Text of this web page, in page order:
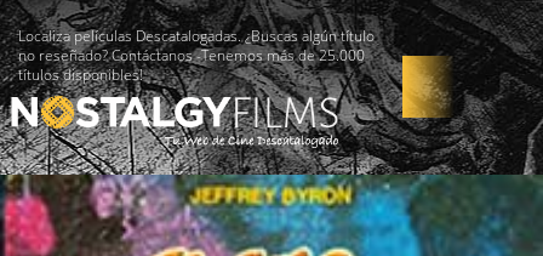
Localiza películas Descatalogadas. ¿Buscas algún título
no reseñado? Contáctanos -Tenemos más de 25.000
títulos disponibles!